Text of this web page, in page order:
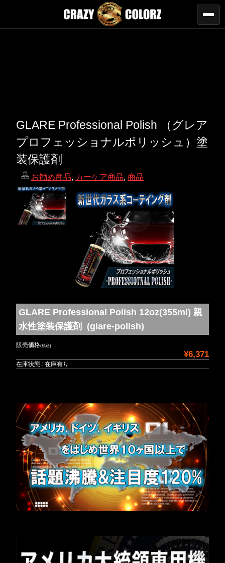
GLARE Professional Polish （グレア
プロフェッショナルポリッシュ）塗
装保護剤
お勧め商品, カーケア商品, 商品
GLARE Professional Polish 12oz(355ml) 親
水性塗装保護剤 (glare-polish)
販売価格(税込)
¥6,371
在庫状態 : 在庫有り